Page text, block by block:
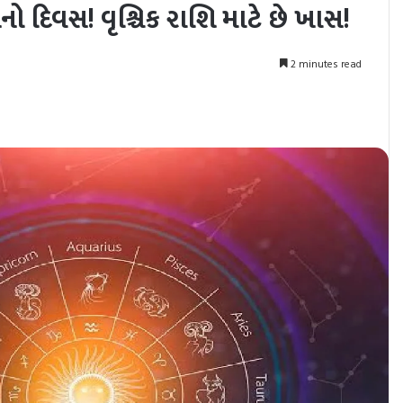
વૃશ્ચિક રાશિ માટે છે ખાસ!
2 minutes read